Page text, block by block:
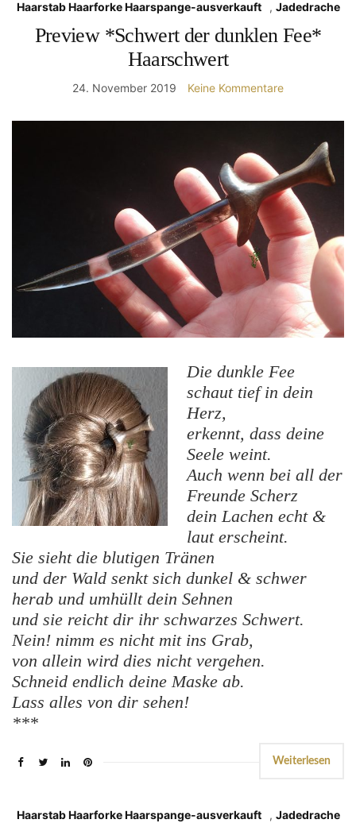
Haarstab Haarforke Haarspange-ausverkauft , Jadedrache
Preview *Schwert der dunklen Fee*
Haarschwert
24. November 2019 Keine Kommentare
Die dunkle Fee
schaut tief in dein
Herz,
erkennt, dass deine
Seele weint.
Auch wenn bei all der
Freunde Scherz
dein Lachen echt &
laut erscheint.
Sie sieht die blutigen Tränen
und der Wald senkt sich dunkel & schwer
herab und umhüllt dein Sehnen
und sie reicht dir ihr schwarzes Schwert.
Nein! nimm es nicht mit ins Grab,
von allein wird dies nicht vergehen.
Schneid endlich deine Maske ab.
Lass alles von dir sehen!
***
Weiterlesen
Haarstab Haarforke Haarspange-ausverkauft , Jadedrache